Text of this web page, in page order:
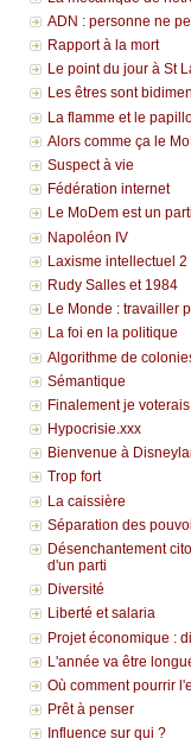
ADN : personne ne
Rapport à la mort
Le point du jour à St
Les êtres sont
La flamme et le
Alors comme ça le
Suspect à vie
Fédération internet
Le MoDem est un
Napoléon IV
Laxisme intellectuel 2
Rudy Salles et 1984
Le Monde : travailler
La foi en la politique
Algorithme de
Sémantique
Finalement je
Hypocrisie.xxx
Bienvenue à
Trop fort
La caissière
Séparation des
Désenchantement
d'un parti
Diversité
Liberté et salaria
Projet économique :
L'année va être
Où comment pourrir
Prêt à penser
Influence sur qui ?